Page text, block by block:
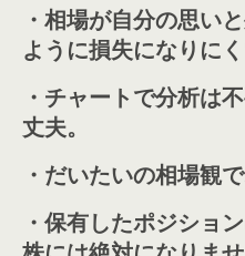
・相場が自分の思い
ように損失になりにく
・チャートで分析は
丈夫。
・だいたいの相場観
・保有したポジショ